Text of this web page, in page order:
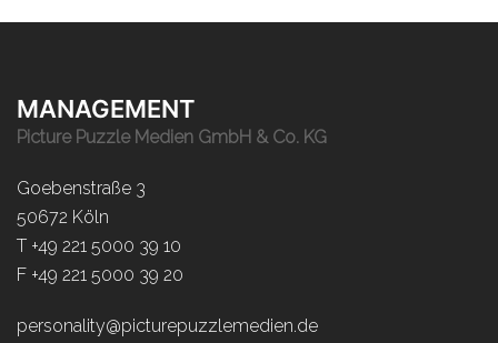
MANAGEMENT
Picture Puzzle Medien GmbH & Co. KG
Goebenstraße 3
50672 Köln
T +49 221 5000 39 10
F +49 221 5000 39 20
personality@picturepuzzlemedien.de